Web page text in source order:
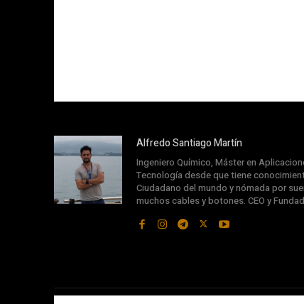
Alfredo Santiago Martín
Ingeniero Químico, Máster en
Tecnología desde que tiene
Ciudadano del mundo y nómada por
muchos cables y botones. CEO y